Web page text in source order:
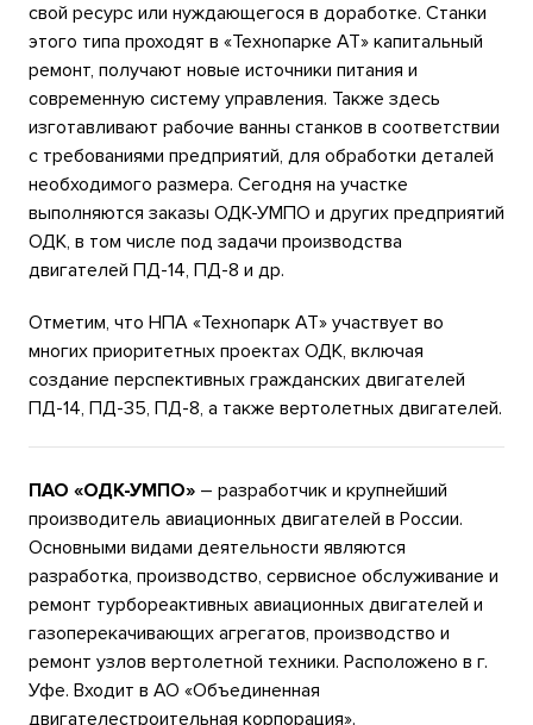
свой ресурс или нуждающегося в доработке. Станки
этого типа проходят в «Технопарке АТ» капитальный
ремонт, получают новые источники питания и
современную систему управления. Также здесь
изготавливают рабочие ванны станков в соответствии
с требованиями предприятий, для обработки деталей
необходимого размера. Сегодня на участке
выполняются заказы ОДК-УМПО и других предприятий
ОДК, в том числе под задачи производства
двигателей ПД-14, ПД-8 и др.
Отметим, что НПА «Технопарк АТ» участвует во
многих приоритетных проектах ОДК, включая
создание перспективных гражданских двигателей
ПД-14, ПД-35, ПД-8, а также вертолетных двигателей.
ПАО «ОДК-УМПО» – разработчик и крупнейший
производитель авиационных двигателей в России.
Основными видами деятельности являются
разработка, производство, сервисное обслуживание и
ремонт турбореактивных авиационных двигателей и
газоперекачивающих агрегатов, производство и
ремонт узлов вертолетной техники. Расположено в г.
Уфе. Входит в АО «Объединенная
двигателестроительная корпорация».